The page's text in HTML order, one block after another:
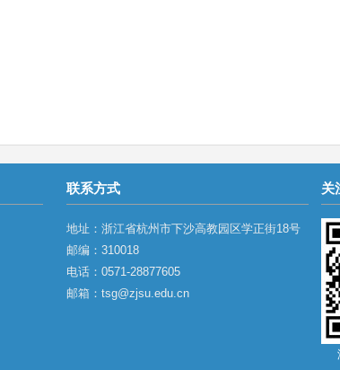
联系方式
地址：浙江省杭州市下沙高教园区学正街18号
邮编：310018
电话：0571-28877605
邮箱：tsg@zjsu.edu.cn
关